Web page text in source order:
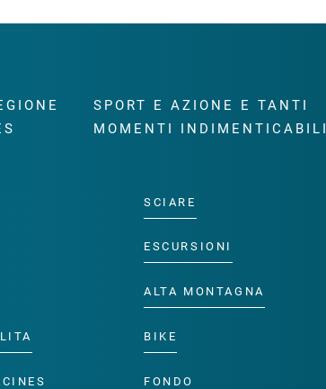
SPORT E AZIONE E TANTI
MOMENTI INDIMENTICABILI
SCIARE
ESCURSIONI
ALTA MONTAGNA
BIKE
FONDO